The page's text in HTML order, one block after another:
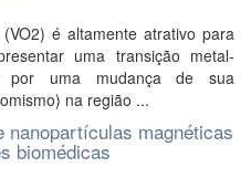
é altamente atrativo para
uma transição metal-
por uma mudança de sua
na região ...
magnéticas
biomédicas